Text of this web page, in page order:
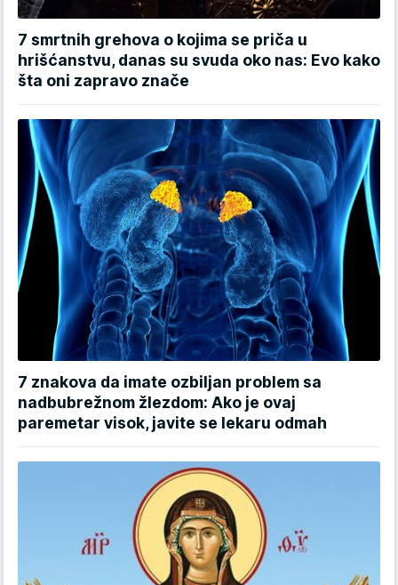
7 smrtnih grehova o kojima se priča u
hrišćanstvu, danas su svuda oko nas: Evo kako
šta oni zapravo znače
7 znakova da imate ozbiljan problem sa
nadbubrežnom žlezdom: Ako je ovaj
paremetar visok, javite se lekaru odmah